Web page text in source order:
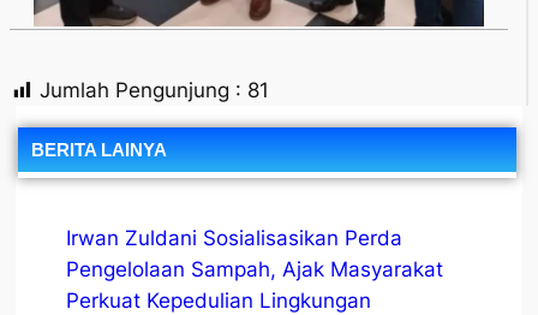
Jumlah Pengunjung : 81
BERITA LAINYA
Irwan Zuldani Sosialisasikan Perda
Pengelolaan Sampah, Ajak Masyarakat
Perkuat Kepedulian Lingkungan